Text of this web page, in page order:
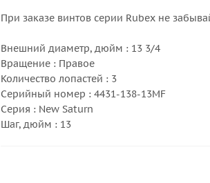
При заказе винтов серии Rubex не
Внешний диаметр, дюйм : 13 3/4
Вращение : Правое
Количество лопастей : 3
Серийный номер : 4431-138-13MF
Серия : New Saturn
Шаг, дюйм : 13